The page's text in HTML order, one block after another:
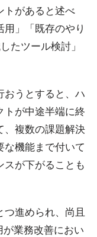
トがあると述べ
」「既存のやり
たツール検討」
おうとすると、ハ
トが中途半端に終
、複数の課題解決
な機能まで付いて
スが下がることも
進められ、尚且
業務改善におい